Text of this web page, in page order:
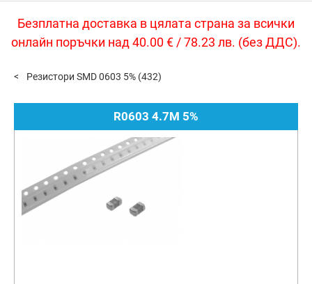
Безплатна доставка в цялата страна за всички
онлайн поръчки над 40.00 € / 78.23 лв. (без ДДС).
Резистори SMD 0603 5% (432)
R0603 4.7M 5%